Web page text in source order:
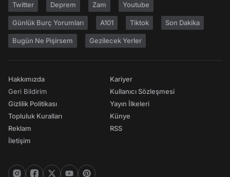
Twitter Deprem Zam Youtube
Günlük Burç Yorumları A101 Tiktok Son Dakika
Bugün Ne Pişirsem Gezilecek Yerler
Hakkımızda
Geri Bildirim
Gizlilik Politikası
Topluluk Kuralları
Reklam
İletişim
Kariyer
Kullanıcı Sözleşmesi
Yayın İlkeleri
Künye
RSS